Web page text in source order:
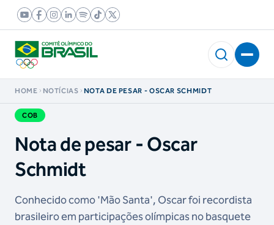
HOME NOTÍCIAS NOTA DE PESAR - OSCAR SCHMIDT
COB
Nota de pesar - Oscar
Schmidt
Conhecido como 'Mão Santa', Oscar foi recordista
brasileiro em participações olímpicas no basquete